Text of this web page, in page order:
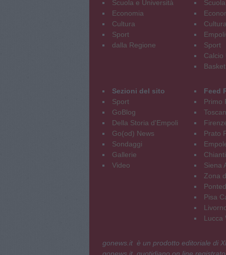
Scuola e Università
Economia
Cultura
Sport
dalla Regione
Cultura
Sport
Calcio
Basket
Sezioni del sito
Sport
GoBlog
Della Storia d'Empoli
Go(od) News
Sondaggi
Gallerie
Video
Feed
Primo
Prato
Siena
Zona
Pisa
Lucca
gonews.it è un prodotto editoriale di